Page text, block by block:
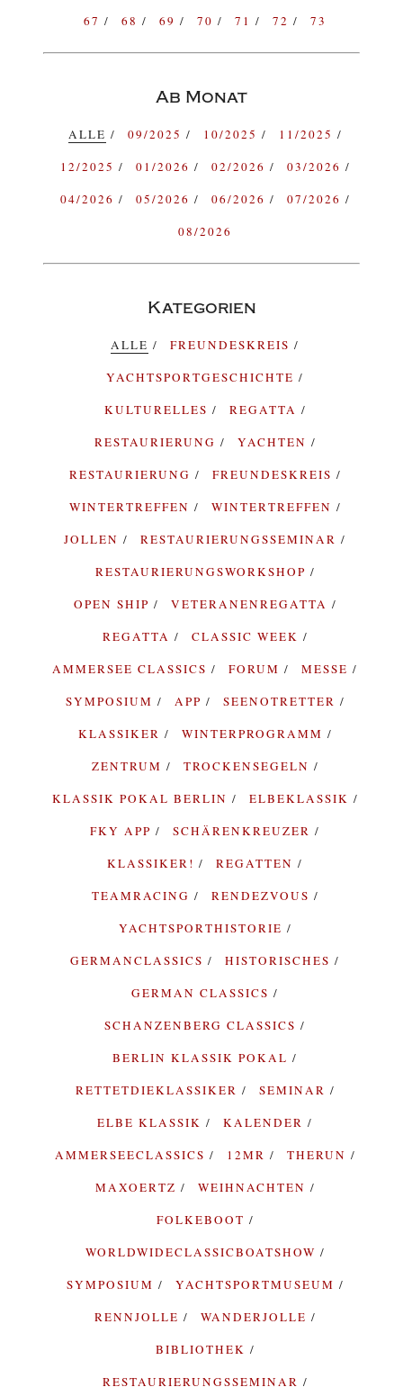
67 68 69 70 71 72 73
Ab Monat
ALLE 09/2025 10/2025
11/2025
12/2025
01/2026 02/2026
03/2026
04/2026
05/2026 06/2026
07/2026
08/2026
Kategorien
ALLE
FREUNDESKREIS
YACHTSPORTGESCHICHTE
KULTURELLES
REGATTA
RESTAURIERUNG
YACHTEN
RESTAURIERUNG
FREUNDESKREIS
WINTERTREFFEN
WINTERTREFFEN
JOLLEN
RESTAURIERUNGSSEMINAR
RESTAURIERUNGSWORKSHOP
OPEN SHIP
VETERANENREGATTA
REGATTA
CLASSIC WEEK
AMMERSEE CLASSICS
FORUM
MESSE
SYMPOSIUM
APP
SEENOTRETTER
KLASSIKER
WINTERPROGRAMM
ZENTRUM
TROCKENSEGELN
KLASSIK POKAL BERLIN
ELBEKLASSIK
FKY APP
SCHÄRENKREUZER
KLASSIKER!
REGATTEN
TEAMRACING
RENDEZVOUS
YACHTSPORTHISTORIE
GERMANCLASSICS
HISTORISCHES
GERMAN CLASSICS
SCHANZENBERG CLASSICS
BERLIN KLASSIK POKAL
RETTETDIEKLASSIKER
SEMINAR
ELBE KLASSIK
KALENDER
AMMERSEECLASSICS
12MR
THERUN
MAXOERTZ
WEIHNACHTEN
FOLKEBOOT
WORLDWIDECLASSICBOATSHOW
SYMPOSIUM
YACHTSPORTMUSEUM
RENNJOLLE
WANDERJOLLE
BIBLIOTHEK
RESTAURIERUNGSSEMINAR